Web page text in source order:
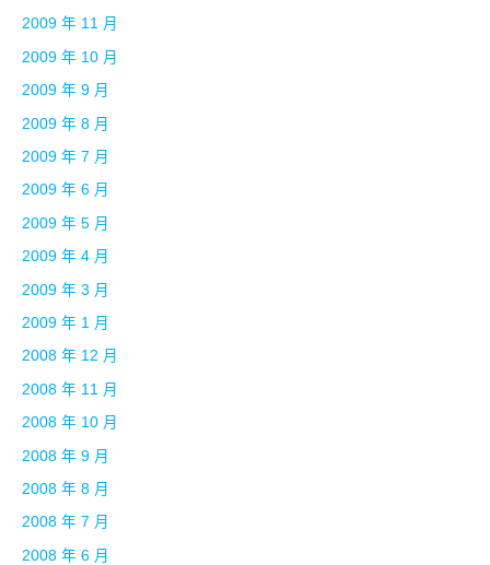
2009 年 11 月
2009 年 10 月
2009 年 9 月
2009 年 8 月
2009 年 7 月
2009 年 6 月
2009 年 5 月
2009 年 4 月
2009 年 3 月
2009 年 1 月
2008 年 12 月
2008 年 11 月
2008 年 10 月
2008 年 9 月
2008 年 8 月
2008 年 7 月
2008 年 6 月